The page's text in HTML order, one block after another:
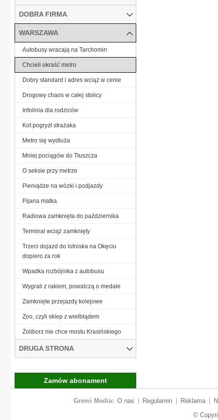
DOBRA FIRMA
WARSZAWA
Autobusy wracają na Tarchomin
Chcieli okraść metro
Dobry standard i adres wciąż w cenie
Drogowy chaos w całej stolicy
Infolinia dla rodziców
Kot pogryzł strażaka
Metro się wydłuża
Mniej pociągów do Tłuszcza
O seksie przy metrze
Pieniądze na wózki i podjazdy
Pijana matka
Radiowa zamknięta do października
Terminal wciąż zamknięty
Trzeci dojazd do lotniska na Okęciu
dopiero za rok
Wpadka rozbójnika z autobusu
Wygrali z rakiem, powalczą o medale
Zamknięte przejazdy kolejowe
Zoo, czyli sklep z wielbłądem
Żoliborz nie chce mostu Krasińskiego
DRUGA STRONA
Zamów abonament
Gremi Media: O nas Regulamin Reklama
©